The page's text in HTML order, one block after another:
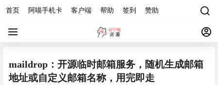
首页 阿喵手机卡 客户端 帮助 签到 赞助
maildrop：开源临时邮箱服务，随机生成邮箱
地址或自定义邮箱名称，用完即走